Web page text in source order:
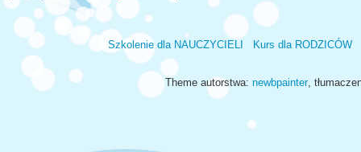
Szkolenie dla NAUCZYCIELI Kurs dla RODZICÓW
Theme autorstwa: newbpainter,